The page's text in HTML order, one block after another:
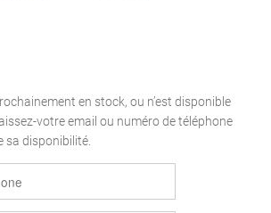
en stock, ou n’est disponible
votre email ou numéro de téléphone
sa disponibilité.